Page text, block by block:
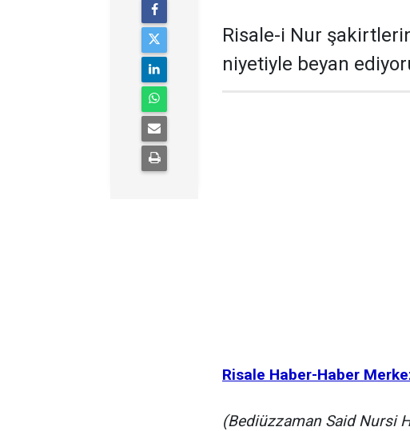
Risale-i Nur
niyetiyle beyan
Risale Haber-Haber
(Bediüzzaman Said Nursi